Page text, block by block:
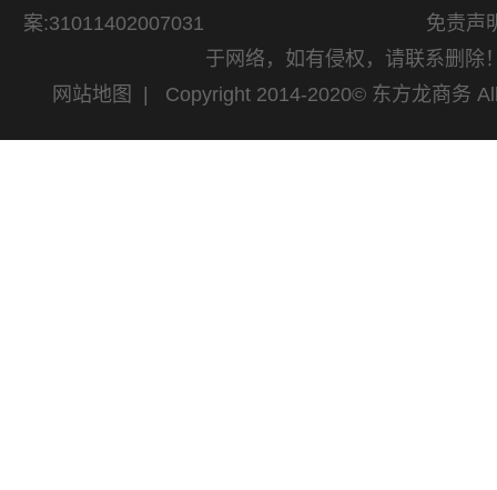
案:31011402007031 免责声明：网站
于网络，如有侵权，请联系删除
网站地图
| Copyright 2014-2020© 东方龙商务